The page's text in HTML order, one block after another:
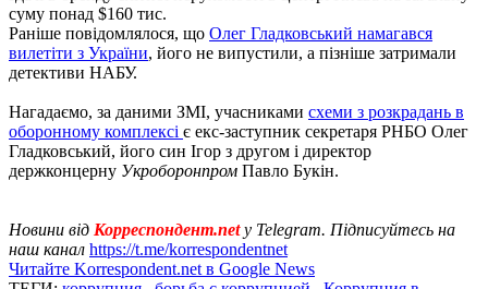
суму понад $160 тис.
Раніше повідомлялося, що Олег Гладковський намагався
вилетіти з України, його не випустили, а пізніше затримали
детективи НАБУ.
Нагадаємо, за даними ЗМІ, учасниками схеми з розкрадань в
оборонному комплексі є екс-заступник секретаря РНБО Олег
Гладковський, його син Ігор з другом і директор
держконцерну Укроборонпром Павло Букін.
Новини від Корреспондент.net у Telegram. Підписуйтесь на
наш канал https://t.me/korrespondentnet
Читайте Korrespondent.net в Google News